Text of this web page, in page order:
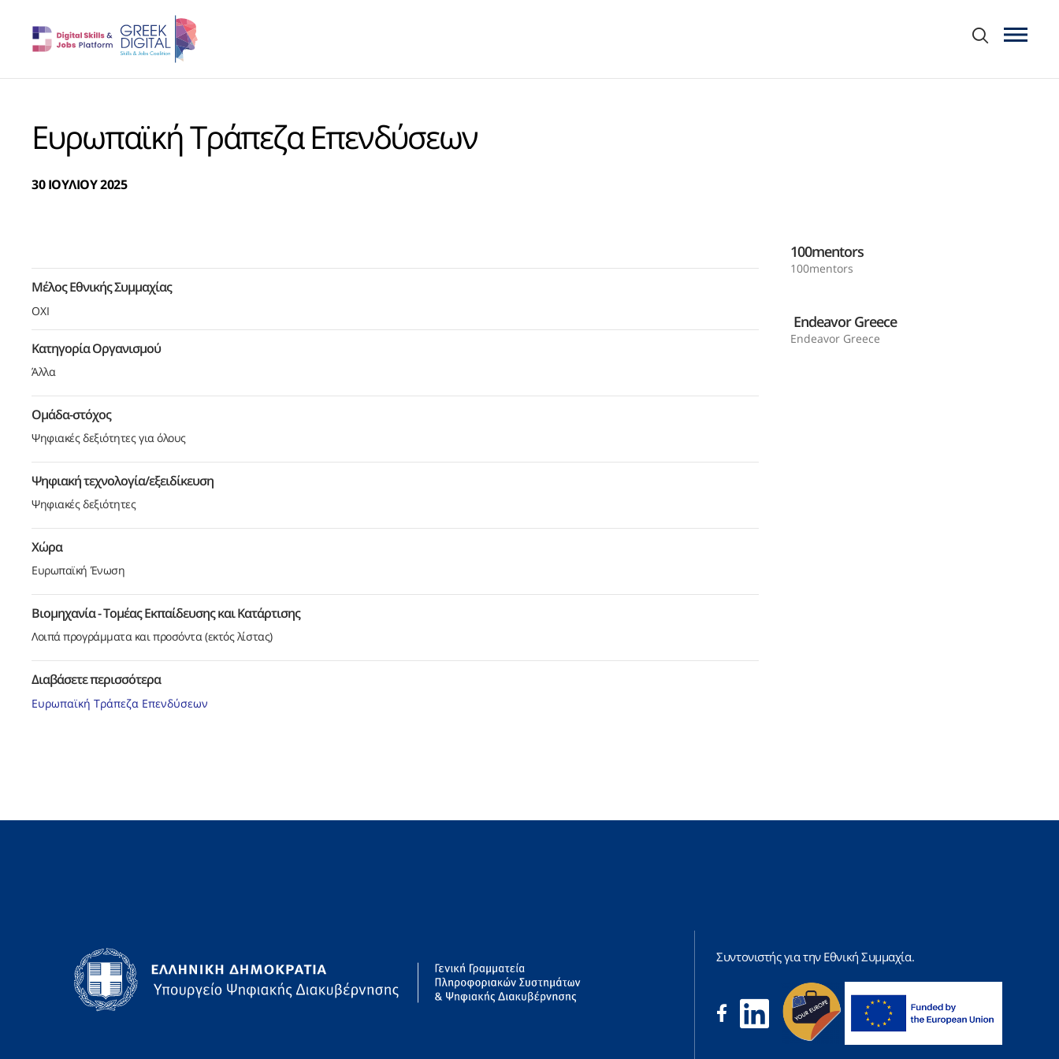
Ευρωπαϊκή Τράπεζα Επενδύσεων
30 ΙΟΥΛΙΟΥ 2025
Μέλος Εθνικής Συμμαχίας
ΟΧΙ
Κατηγορία Οργανισμού
Άλλα
Ομάδα-στόχος
Ψηφιακές δεξιότητες για όλους
Ψηφιακή τεχνολογία/εξειδίκευση
Ψηφιακές δεξιότητες
Χώρα
Ευρωπαϊκή Ένωση
Βιομηχανία - Τομέας Εκπαίδευσης και Κατάρτισης
Λοιπά προγράμματα και προσόντα (εκτός λίστας)
Διαβάσετε περισσότερα
Ευρωπαϊκή Τράπεζα Επενδύσεων
100mentors
100mentors
Endeavor Greece
Endeavor Greece
Συντονιστής για την Εθνική Συμμαχία.